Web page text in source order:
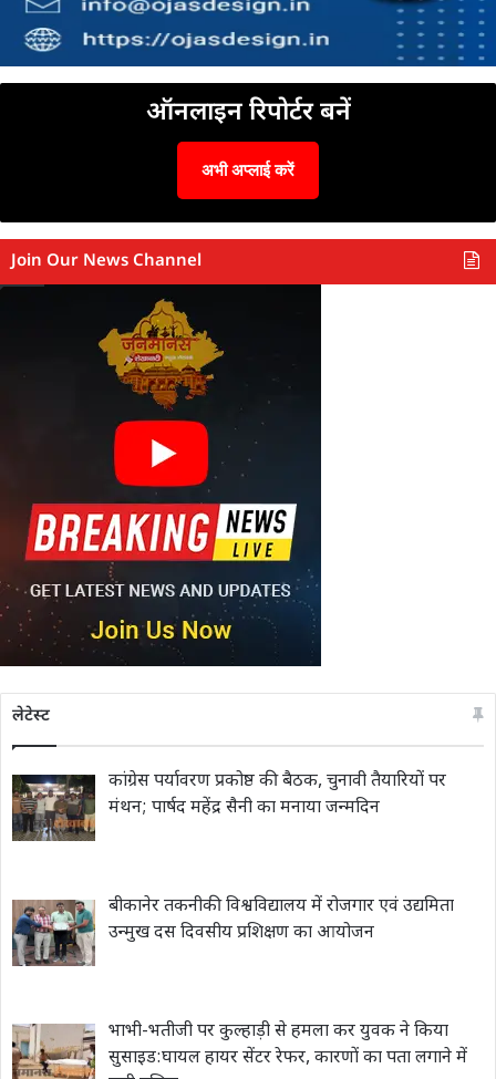
ऑनलाइन रिपोर्टर बनें
अभी अप्लाई करें
Join Our News Channel
लेटेस्ट
कांग्रेस पर्यावरण प्रकोष्ठ की बैठक, चुनावी तैयारियों पर
मंथन; पार्षद महेंद्र सैनी का मनाया जन्मदिन
बीकानेर तकनीकी विश्वविद्यालय में रोजगार एवं उद्यमिता
उन्मुख दस दिवसीय प्रशिक्षण का आयोजन
भाभी-भतीजी पर कुल्हाड़ी से हमला कर युवक ने किया
सुसाइड:घायल हायर सेंटर रेफर, कारणों का पता लगाने में